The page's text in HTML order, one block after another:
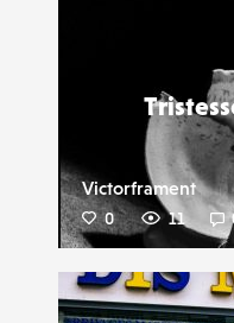
Victorframent
0 11